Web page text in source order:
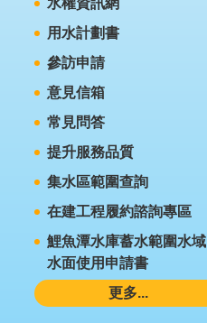
水權資訊網
用水計劃書
參訪申請
意見信箱
常見問答
提升服務品質
集水區範圍查詢
在建工程履約諮詢專區
鯉魚潭水庫蓄水範圍水域
水面使用申請書
更多...